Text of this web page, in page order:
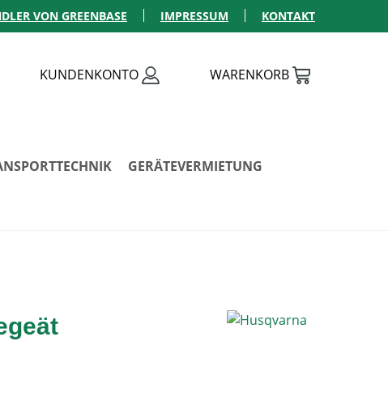
VON GREENBASE IMPRESSUM KONTAKT
KUNDENKONTO WARENKORB
GERÄTEVERMIETUNG